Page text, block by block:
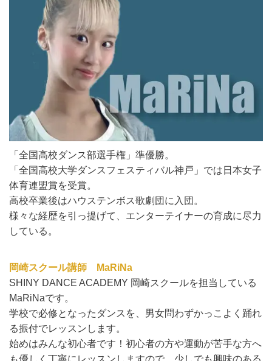
「全国高校ダンス部選手権」準優勝。
「全国高校大学ダンスフェスティバル神戸」では日本女子
体育連盟賞を受賞。
高校卒業後はハウステンボス歌劇団に入団。
様々な経歴を引っ提げて、エンターテイナーの育成に尽力
している。
岡崎スクール講師 MaRiNa
SHINY DANCE ACADEMY 岡崎スクールを担当している
MaRiNaです。
学校で必修となったダンスを、男女問わずかっこよく踊れ
る振付でレッスンします。
始めはみんな初心者です！初心者の方や運動が苦手な方へ